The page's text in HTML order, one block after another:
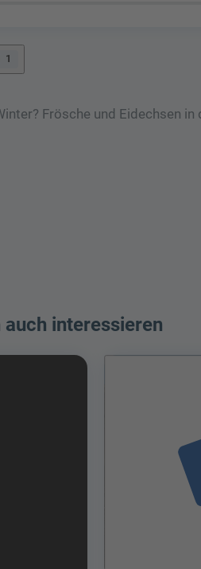
1
Frösche und Eidechsen in
interessieren